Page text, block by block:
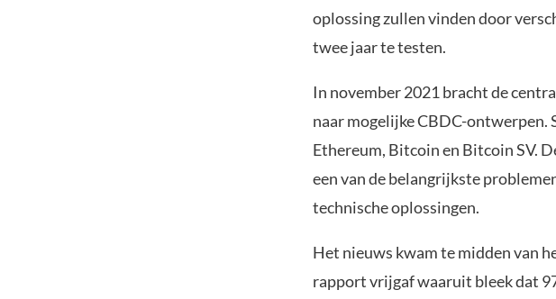
oplossing zullen vinden door
twee jaar te testen.
In november 2021 bracht de
naar mogelijke CBDC-ontwerpen.
Ethereum, Bitcoin en Bitcoin SV.
een van de belangrijkste
technische oplossingen.
Het nieuws kwam te midden van
rapport vrijgaf waaruit bleek dat